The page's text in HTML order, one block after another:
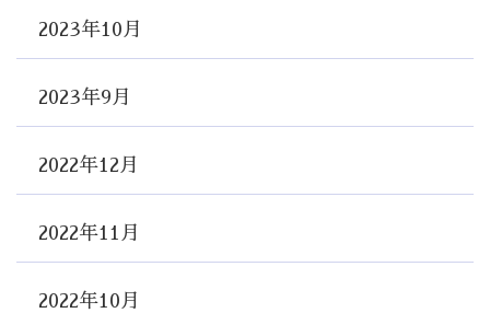
2023年10月
2023年9月
2022年12月
2022年11月
2022年10月